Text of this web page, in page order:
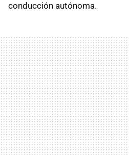
conducción autónoma.